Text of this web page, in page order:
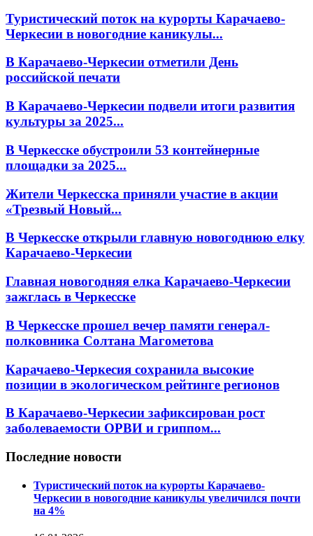
Туристический поток на курорты Карачаево-
Черкесии в новогодние каникулы...
В Карачаево-Черкесии отметили День
российской печати
В Карачаево-Черкесии подвели итоги развития
культуры за 2025...
В Черкесске обустроили 53 контейнерные
площадки за 2025...
Жители Черкесска приняли участие в акции
«Трезвый Новый...
В Черкесске открыли главную новогоднюю елку
Карачаево-Черкесии
Главная новогодняя елка Карачаево-Черкесии
зажглась в Черкесске
В Черкесске прошел вечер памяти генерал-
полковника Солтана Магометова
Карачаево-Черкесия сохранила высокие
позиции в экологическом рейтинге регионов
В Карачаево-Черкесии зафиксирован рост
заболеваемости ОРВИ и гриппом...
Последние новости
Туристический поток на курорты Карачаево-
Черкесии в новогодние каникулы увеличился почти
на 4%